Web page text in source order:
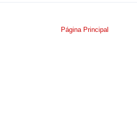
Página Principal